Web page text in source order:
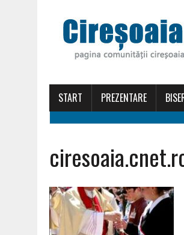
START PREZENTARE